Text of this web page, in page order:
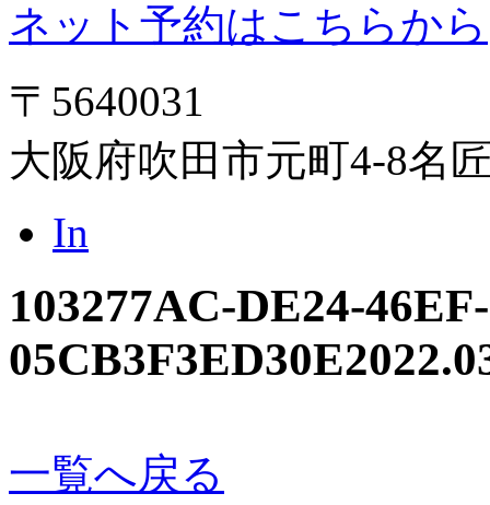
ネット予約はこちらから
〒5640031
大阪府吹田市元町4-8名
In
103277AC-DE24-
05CB3F3ED30E
一覧へ戻る